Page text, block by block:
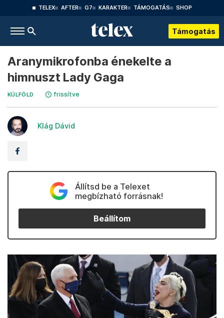
TELEX AFTER G7 KARAKTER TÁMOGATÁS SHOP
Támogatás
Aranymikrofonba énekelte a
himnuszt Lady Gaga
KÜLFÖLD frissítve
Klág Dávid
Állítsd be a Telexet
megbízható forrásnak!
Beállítom